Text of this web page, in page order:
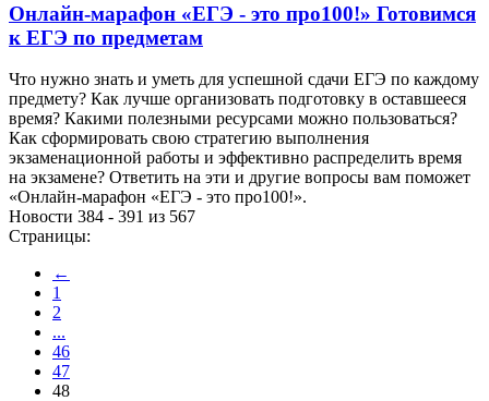
Онлайн-марафон «ЕГЭ - это про100!» Готовимся
к ЕГЭ по предметам
Что нужно знать и уметь для успешной сдачи ЕГЭ по каждому
предмету? Как лучше организовать подготовку в оставшееся
время? Какими полезными ресурсами можно пользоваться?
Как сформировать свою стратегию выполнения
экзаменационной работы и эффективно распределить время
на экзамене? Ответить на эти и другие вопросы вам поможет
«Онлайн-марафон «ЕГЭ - это про100!».
Новости 384 - 391 из 567
Страницы:
←
1
2
...
46
47
48